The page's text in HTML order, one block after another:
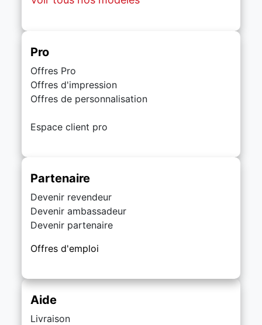
Pro
Offres Pro
Offres d'impression
Offres de personnalisation
Espace client pro
Partenaire
Devenir revendeur
Devenir ambassadeur
Devenir partenaire
Offres d'emploi
Aide
Livraison